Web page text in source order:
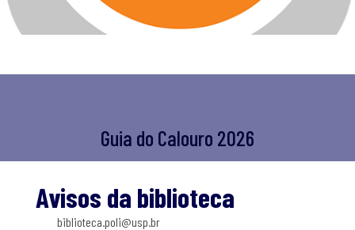
Guia do Calouro 2026
Avisos da biblioteca
biblioteca.poli@usp.br